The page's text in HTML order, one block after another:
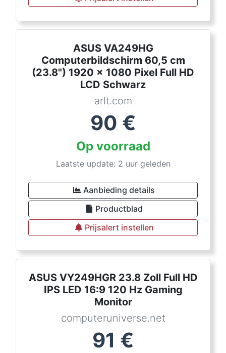
ASUS VA249HG
Computerbildschirm 60,5 cm
(23.8") 1920 x 1080 Pixel Full HD
LCD Schwarz
arlt.com
90 €
Op voorraad
Laatste update: 2 uur geleden
Aanbieding details
Productblad
Prijsalert instellen
ASUS VY249HGR 23.8 Zoll Full HD
IPS LED 16:9 120 Hz Gaming
Monitor
computeruniverse.net
91 €